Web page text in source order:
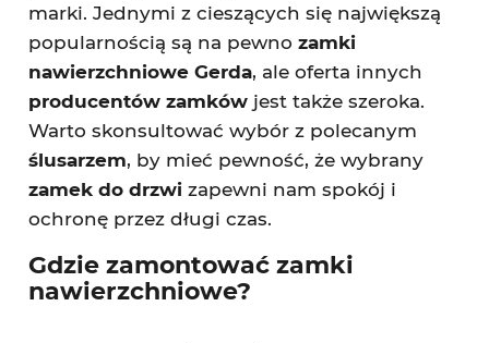
marki. Jednymi z cieszących się największą
popularnością są na pewno zamki
nawierzchniowe Gerda, ale oferta innych
producentów zamkówjest także szeroka.
Warto skonsultować wybór z polecanym
ślusarzem, by mieć pewność, że wybrany
zamek do drzwi zapewni nam spokój i
ochronę przez długi czas.
Gdzie zamontować zamki
nawierzchniowe?